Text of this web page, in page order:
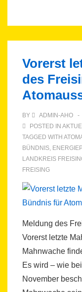
Jahre
e.
V.
Vorerst
des
BY ADMIN-AHO
POSTED IN
TAGGED WITH
BÜNDNIS,
LANDKREIS
FREISING
Meldung des
Vorerst letzte
Mahnwache
Es wird – wie
November